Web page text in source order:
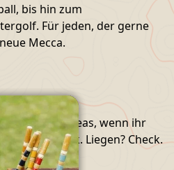
bis hin zum
Für jeden, der gerne
Mecca.
versteckte Areas, wenn ihr
Check. Liegen? Check.